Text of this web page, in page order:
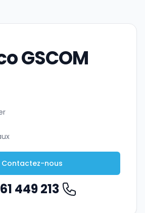
GSCOM
Contactez-nous
449 213